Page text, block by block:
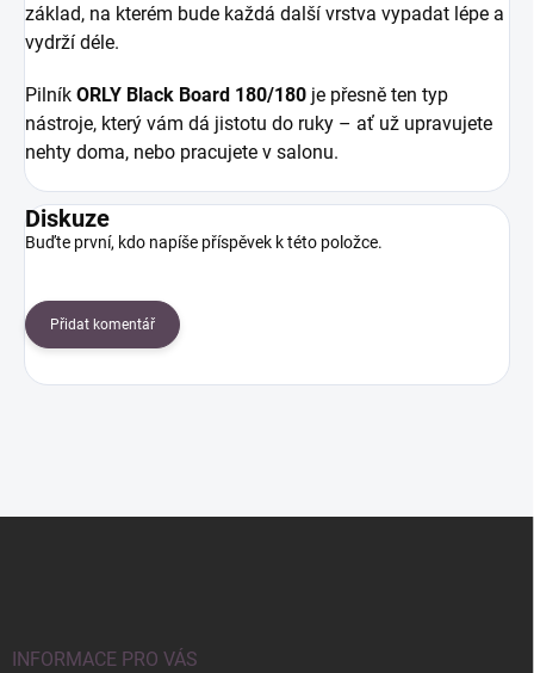
základ, na kterém bude každá další vrstva vypadat lépe a
vydrží déle.
Pilník ORLY Black Board 180/180 je přesně ten typ
nástroje, který vám dá jistotu do ruky – ať už upravujete
nehty doma, nebo pracujete v salonu.
Diskuze
Buďte první, kdo napíše příspěvek k této položce.
Přidat komentář
INFORMACE PRO VÁS